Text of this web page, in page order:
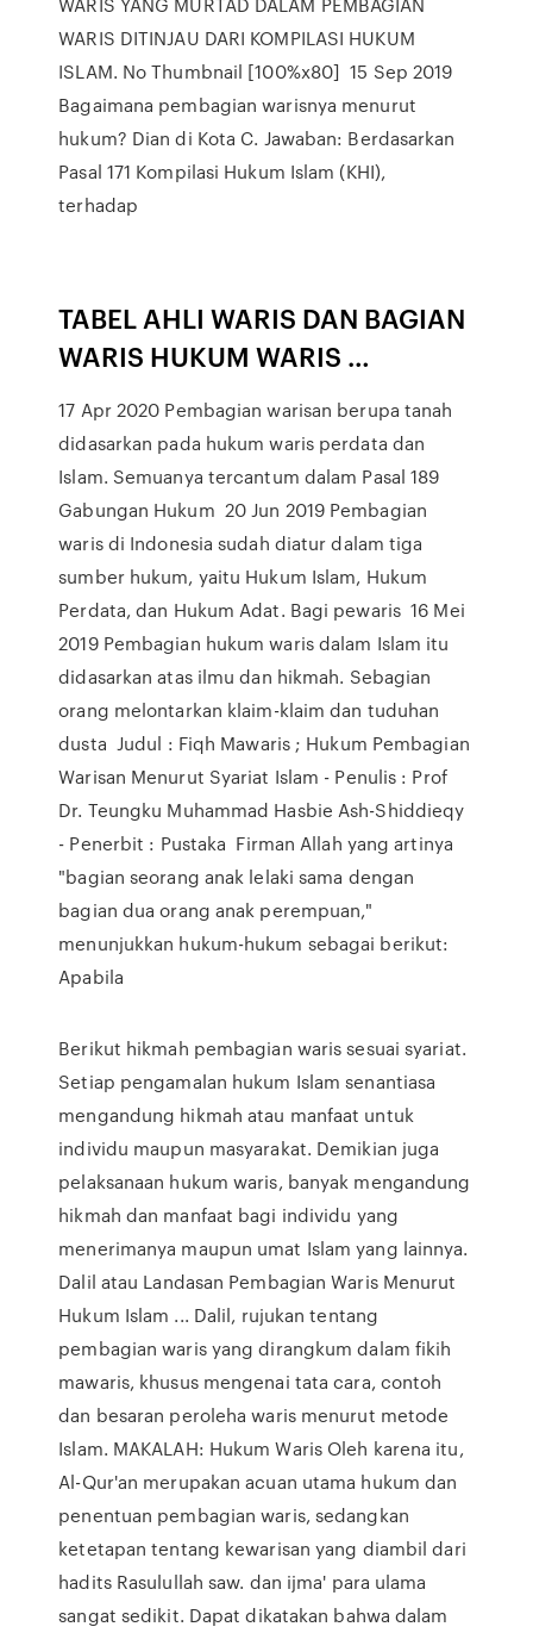
WARIS DITINJAU DARI KOMPILASI HUKUM
ISLAM. No Thumbnail [100%x80] 15 Sep 2019
Bagaimana pembagian warisnya menurut
hukum? Dian di Kota C. Jawaban: Berdasarkan
Pasal 171 Kompilasi Hukum Islam (KHI),
terhadap
TABEL AHLI WARIS DAN BAGIAN
WARIS HUKUM WARIS …
17 Apr 2020 Pembagian warisan berupa tanah
didasarkan pada hukum waris perdata dan
Islam. Semuanya tercantum dalam Pasal 189
Gabungan Hukum 20 Jun 2019 Pembagian
waris di Indonesia sudah diatur dalam tiga
sumber hukum, yaitu Hukum Islam, Hukum
Perdata, dan Hukum Adat. Bagi pewaris 16 Mei
2019 Pembagian hukum waris dalam Islam itu
didasarkan atas ilmu dan hikmah. Sebagian
orang melontarkan klaim-klaim dan tuduhan
dusta Judul : Fiqh Mawaris ; Hukum Pembagian
Warisan Menurut Syariat Islam - Penulis : Prof
Dr. Teungku Muhammad Hasbie Ash-Shiddieqy
- Penerbit : Pustaka Firman Allah yang artinya
"bagian seorang anak lelaki sama dengan
bagian dua orang anak perempuan,"
menunjukkan hukum-hukum sebagai berikut:
Apabila
Berikut hikmah pembagian waris sesuai syariat.
Setiap pengamalan hukum Islam senantiasa
mengandung hikmah atau manfaat untuk
individu maupun masyarakat. Demikian juga
pelaksanaan hukum waris, banyak mengandung
hikmah dan manfaat bagi individu yang
menerimanya maupun umat Islam yang lainnya.
Dalil atau Landasan Pembagian Waris Menurut
Hukum Islam ... Dalil, rujukan tentang
pembagian waris yang dirangkum dalam fikih
mawaris, khusus mengenai tata cara, contoh
dan besaran peroleha waris menurut metode
Islam. MAKALAH: Hukum Waris Oleh karena itu,
Al-Qur'an merupakan acuan utama hukum dan
penentuan pembagian waris, sedangkan
ketetapan tentang kewarisan yang diambil dari
hadits Rasulullah saw. dan ijma' para ulama
sangat sedikit. Dapat dikatakan bahwa dalam